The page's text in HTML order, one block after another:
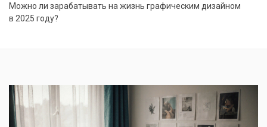
Можно ли зарабатывать на жизнь графическим дизайном
в 2025 году?